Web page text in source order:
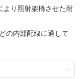
より照射架橋させた耐
の内部配線に適して